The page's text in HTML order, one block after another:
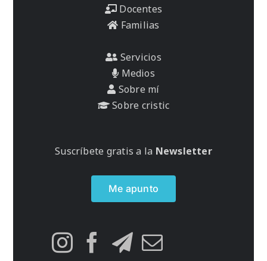
Docentes
Familias
Servicios
Medios
Sobre mí
Sobre cristic
Suscríbete gratis a la Newsletter
Me apunto